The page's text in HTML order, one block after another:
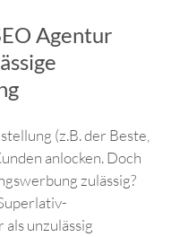
Agentur
(z.B. der Beste,
anlocken. Doch
zulässig?
unzulässig